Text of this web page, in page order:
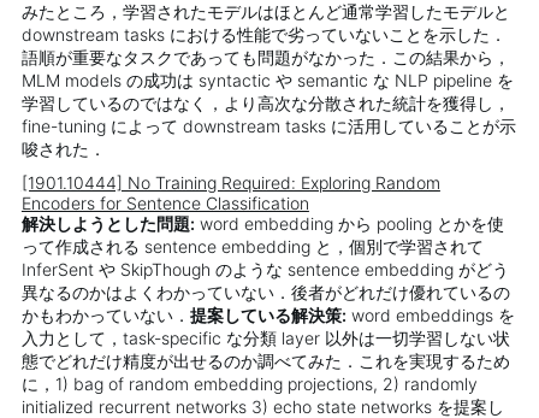
みたところ，学習されたモデルはほとんど通常学習したモデルと
downstream tasks における性能で劣っていないことを示した．
語順が重要なタスクであっても問題がなかった．この結果から，
MLM models の成功は syntactic や semantic な NLP pipeline を
学習しているのではなく，より高次な分散された統計を獲得し，
fine-tuning によって downstream tasks に活用していることが示
唆された．
[1901.10444] No Training Required: Exploring Random
Encoders for Sentence Classification
解決しようとした問題: word embedding から pooling とかを使
って作成される sentence embedding と，個別で学習されて
InferSent や SkipThough のような sentence embedding がどう
異なるのかはよくわかっていない．後者がどれだけ優れているの
かもわかっていない． 提案している解決策: word embeddings を
入力として，task-specific な分類 layer 以外は一切学習しない状
態でどれだけ精度が出せるのか調べてみた．これを実現するため
に，1) bag of random embedding projections, 2) randomly
initialized recurrent networks 3) echo state networks を提案し